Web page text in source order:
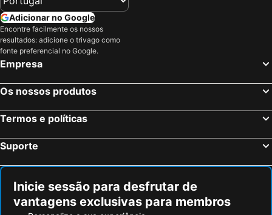
Adicionar no Google
Encontre facilmente os nossos
resultados: adicione o trivago como
fonte preferencial no Google.
Empresa
Os nossos produtos
Termos e políticas
Suporte
Inicie sessão para desfrutar de
vantagens exclusivas para membros